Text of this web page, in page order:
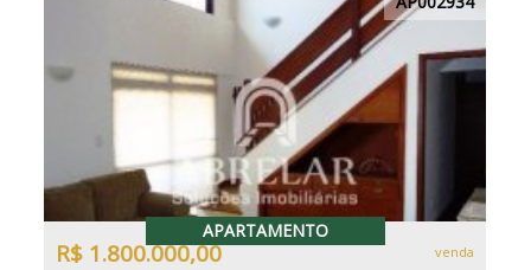
APARTAMENTO
R$ 1.800.000,00 venda